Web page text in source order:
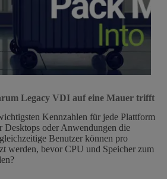
Legacy VDI auf eine Mauer trifft
Kennzahlen für jede Plattform
Desktops oder Anwendungen die
Benutzer können pro
werden, bevor CPU und Speicher zum